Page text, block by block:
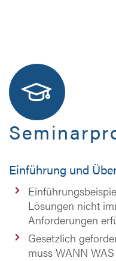
Einführung und
Lösungen nicht
Anforderungen
Gesetzlich
muss WANN